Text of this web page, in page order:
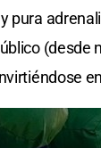
pura
(desde